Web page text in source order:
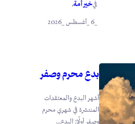
فيخير أمة.
بدع محرم وصفر
أشهر البدع والمعتقدات
المنتشرة في شهري محرم
وصفر أولًا: البدع...